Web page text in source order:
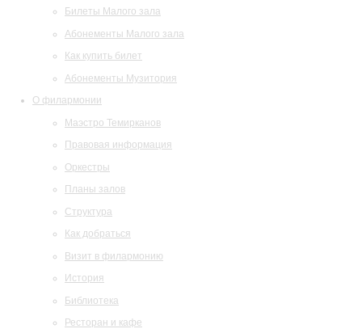
Билеты Малого зала
Абонементы Малого зала
Как купить билет
Абонементы Музитория
О филармонии
Маэстро Темирканов
Правовая информация
Оркестры
Планы залов
Структура
Как добраться
Визит в филармонию
История
Библиотека
Ресторан и кафе